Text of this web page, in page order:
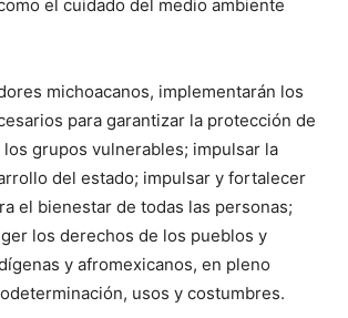
el cuidado del medio ambiente
michoacanos, implementarán los
para garantizar la protección de
grupos vulnerables; impulsar la
del estado; impulsar y fortalecer
el bienestar de todas las personas;
los derechos de los pueblos y
y afromexicanos, en pleno
usos y costumbres.